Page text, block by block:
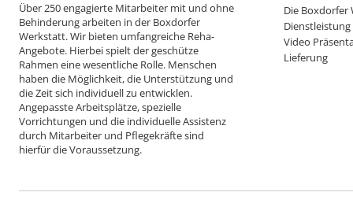
Über 250 engagierte Mitarbeiter mit und ohne
Behinderung arbeiten in der Boxdorfer
Werkstatt. Wir bieten umfangreiche Reha-
Angebote. Hierbei spielt der geschütze
Rahmen eine wesentliche Rolle. Menschen
haben die Möglichkeit, die Unterstützung und
die Zeit sich individuell zu entwicklen.
Angepasste Arbeitsplätze, spezielle
Vorrichtungen und die individuelle Assistenz
durch Mitarbeiter und Pflegekräfte sind
hierfür die Voraussetzung.
Die Boxdorfer
Dienstleistung
Video
Lieferung